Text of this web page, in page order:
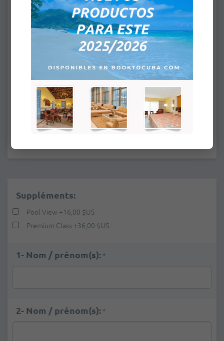
5 7 8 9 10
Vous avez sélectionné
A partir de:
A:
HEURE D'ARRIVÉE: 4:00PM
HEURE DE DÉPART: 12:00PM
Suppléments:
Pool View +16,00 $US
Premium Class +36,00 $US
1- Nom / prénom(s): *
2- Nom / prénom(s): *